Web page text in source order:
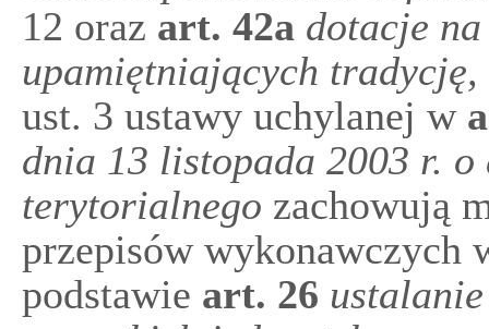
12 oraz art. 42a dotacje
upamiętniających tradycję,
ust. 3 ustawy uchylanej w
dnia 13 listopada 2003 r. o
terytorialnego zachowują
przepisów wykonawczych
podstawie art. 26